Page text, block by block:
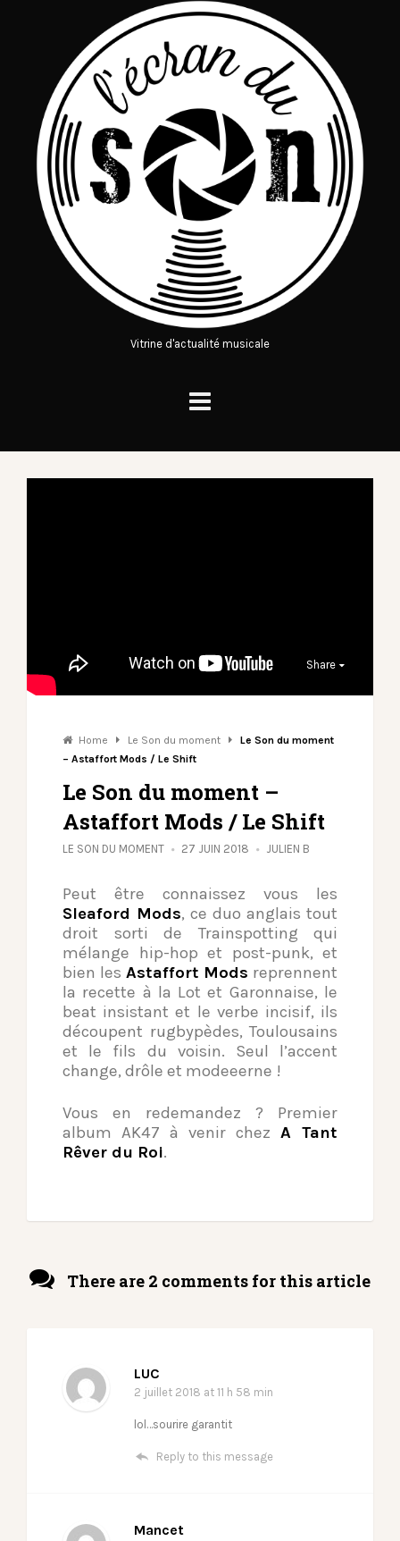
Vitrine d'actualité musicale
Share
Home Le Son du moment
Le Son du moment
– Astaffort Mods / Le Shift
Le Son du moment –
Astaffort Mods / Le Shift
LE SON DU MOMENT 27 JUIN 2018 JULIEN B
Peut être connaissez vous les
Sleaford Mods, ce duo anglais tout
droit sorti de Trainspotting qui
mélange hip-hop et post-punk, et
bien les Astaffort Mods reprennent
la recette à la Lot et Garonnaise, le
beat insistant et le verbe incisif, ils
découpent rugbypèdes, Toulousains
et le fils du voisin. Seul l’accent
change, drôle et modeeerne !
Vous en redemandez ? Premier
album AK47 à venir chez A Tant
Rêver du Roi.
There are 2 comments for this article
LUC
2 juillet 2018 at 11 h 58 min
lol…sourire garantit
Reply to this message
Mancet